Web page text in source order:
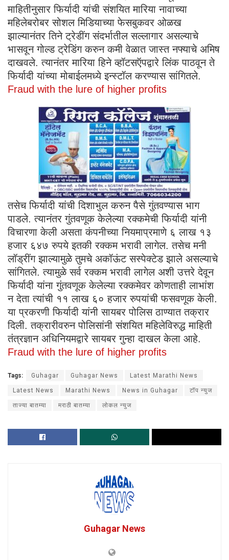
माहितीनुसार फिर्यादी यांची संशयित मारिया नावाच्या
महिलेबरोबर सोशल मिडियाच्या फेसबुकवर ओळख
झाल्यानंतर तिने ट्रेडींग संदर्भातील सल्लागार असल्याचे
भासवून गोल्ड ट्रेडिंग करुन कमी वेळात जास्त नफ्याचे अमिष
दाखवले. त्यानंतर मारिया हिने व्हॉटसऍपद्वारे लिंक पाठवून ते
फिर्यादी यांच्या मोबाईलमध्ये इन्स्टॉल करण्यास सांगितले.
Fraud with the lure of higher profits
तसेच फिर्यादी यांची दिशाभुल करुन पैसे गुंतवण्यास भाग
पाडले. त्यानंतर गुंतवणूक केलेल्या रक्कमेची फिर्यादी यांनी
विचारणा केली असता कंपनीच्या नियमाप्रमाणे ६ लाख १३
हजार ६४७ रुपये इतकी रक्कम भरावी लागेल. तसेच मनी
लॉड्रींग झाल्यामुळे तुमचे अकॉऊंट सस्पेक्टेड झाले असल्याचे
सांगितले. त्यामुळे सर्व रक्कम भरावी लागेल अशी उत्तरे देवून
फिर्यादी यांना गुंतवणूक केलेल्या रक्कमेवर कोणताही लाभांश
न देता त्यांची ११ लाख ६० हजार रुपयांची फसवणूक केली.
या प्रकरणी फिर्यादी यांनी सायबर पोलिस ठाण्यात तक्रार
दिली. तक्रारीवरुन पोलिसांनी संशयित महिलेविरुद्ध माहिती
तंत्रज्ञान अधिनियमद्वारे सायबर गुन्हा दाखल केला आहे.
Fraud with the lure of higher profits
Tags: Guhagar Guhagar News Latest Marathi News
Latest News Marathi News News in Guhagar टॉप न्युज
ताज्या बातम्या मराठी बातम्या लोकल न्युज
Guhagar News